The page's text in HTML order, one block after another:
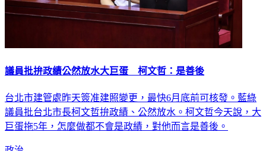
議員批拚政績公然放水大巨蛋 柯文哲：是善後
台北市建管處昨天簽准建照變更，最快6月底前可核發。藍綠
議員批台北市長柯文哲拚政績、公然放水。柯文哲今天說，大
巨蛋拖5年，怎麼做都不會是政績，對他而言是善後。